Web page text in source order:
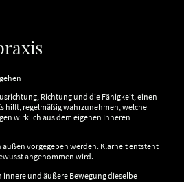
Richtung und die Fähigkeit, einen
hilft, regelmäßig wahrzunehmen, welche
wirklich aus dem eigenen Inneren
außen vorgegeben werden. Klarheit entsteht
angenommen wird.
und äußere Bewegung dieselbe